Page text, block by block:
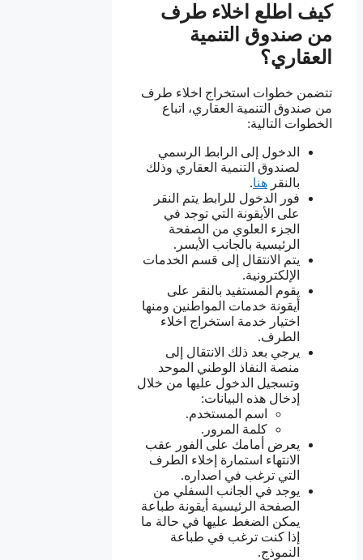
كيف اطلع اخلاء طرف
من صندوق التنمية
العقاري؟
تتضمن خطوات استخراج اخلاء طرف
من صندوق التنمية العقاري، اتباع
الخطوات التالية:
الدخول إلى الرابط الرسمي
لصندوق التنمية العقاري وذلك
بالنقر هنا.
فور الدخول للرابط يتم النقر
على الأيقونة التي توجد في
الجزء العلوي من الصفحة
الرئيسية بالجانب الأيسر.
يتم الانتقال إلى قسم الخدمات
الإلكترونية.
يقوم المستفيد بالنقر على
أيقونة خدمات المواطنين ومنها
اختيار خدمة استخراج اخلاء
الطرف.
يرجي بعد ذلك الانتقال إلى
منصة النفاذ الوطني الموحد
وتسجيل الدخول عليها من خلال
إدخال هذه البيانات:
اسم المستخدم.
كلمة المرور.
يعرض أمامك على الفور عقب
الانتهاء استمارة إخلاء الطرف
التي ترغب في اصداره.
يوجد في الجانب السفلي من
الصفحة الرئيسية أيقونة طباعة
يمكن الضغط عليها في حالة ما
إذا كنت ترغب في طباعة
النموذج.